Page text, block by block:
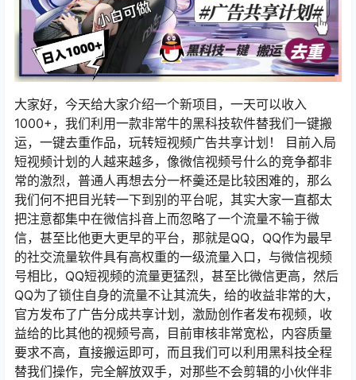
大家好，今天给大家介绍一个新项目，一天可以收入
1000+，我们利用一款非常牛的黑科技软件替我们一键搬
运，一键去重作品，玩转短视频广告共享计划！ 目前入局
短视频计划的人越来越多，像微信视频号什么的竞争都非
常的激烈，普通人再想去分一杯羹还是比较困难的，那么
我们何不把目光转一下到别的平台呢，其实大家一直都太
把注意都集中在微信抖音上而忽略了一个流量不输于微
信，甚至比他更大更早的平台，那就是QQ，QQ作为最早
的社交流量软件具有高权重的一级流量入口，与微信视频
号相比，QQ短视频的流量更猛烈，甚至比微信更高，然后
QQ为了锁住自身的流量不让其流失，给的收益非常的大，
官方发布了广告分成共享计划，激励创作者发布视频，收
益给的比其他的视频号高，目前审核非常宽松，内容质量
要求不高，直接搬运即可，而且我们可以利用黑科技全程
替我们操作，完全解放双手，对那些不会剪辑的小伙伴非